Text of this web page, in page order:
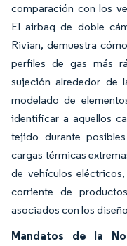
comparación con los
El airbag de doble
Rivian, demuestra
perfiles de gas más
sujeción alrededor de
modelado de
identificar a aquellos
tejido durante
cargas térmicas
de vehículos
corriente de
asociados con los
Mandatos de la